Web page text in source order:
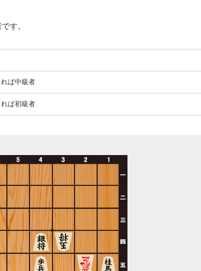
す。
ば中級者
ば初級者